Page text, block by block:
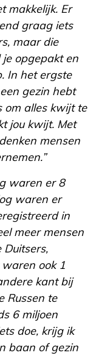
makkelijk. Er
graag iets
maar die
opgepakt en
In het ergste
gezin hebt
om alles kwijt te
jou kwijt. Met
mensen
waren er 8
waren er
in
meer mensen
ook 1
kant bij
Russen te
6 miljoen
doe, krijg ik
baan of gezin